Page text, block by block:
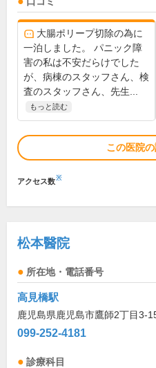
大腸ポリープ切除の為に
一泊しました。 パニック障
害の私は不安だらけでした
が、病棟のスタッフさん、検
査のスタッフさん、先生...
もっと読む
この医院
アクセス数※
松本醫院
所在地・電話番号
高見橋駅
鹿児島県鹿児島市鷹師2丁目3-
099-252-4181
診療科目